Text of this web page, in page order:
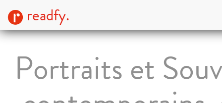
readfy.
Portraits et